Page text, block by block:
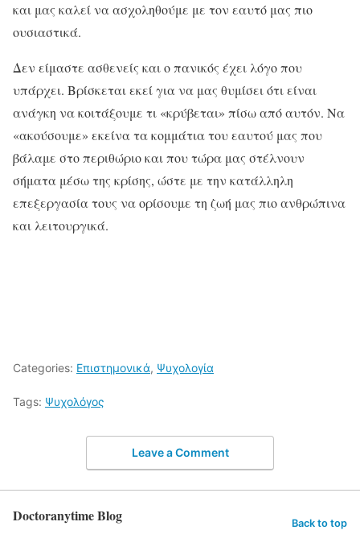
και μας καλεί να ασχοληθούμε με τον εαυτό μας πιο
ουσιαστικά.
Δεν είμαστε ασθενείς και ο πανικός έχει λόγο που
υπάρχει. Βρίσκεται εκεί για να μας θυμίσει ότι είναι
ανάγκη να κοιτάξουμε τι «κρύβεται» πίσω από αυτόν. Να
«ακούσουμε» εκείνα τα κομμάτια του εαυτού μας που
βάλαμε στο περιθώριο και που τώρα μας στέλνουν
σήματα μέσω της κρίσης, ώστε με την κατάλληλη
επεξεργασία τους να ορίσουμε τη ζωή μας πιο ανθρώπινα
και λειτουργικά.
Categories: Επιστημονικά, Ψυχολογία
Tags: Ψυχολόγος
Leave a Comment
Doctoranytime Blog Back to top